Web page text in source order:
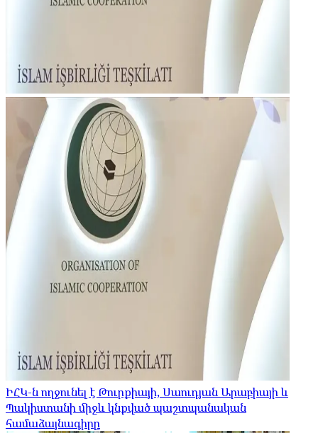
ԻՀԿ-ն ողջունել է Թուրքիայի, Սաուդյան Արաբիայի և
Պակիստանի միջև կնքված պաշտպանական
համաձայնագիրը